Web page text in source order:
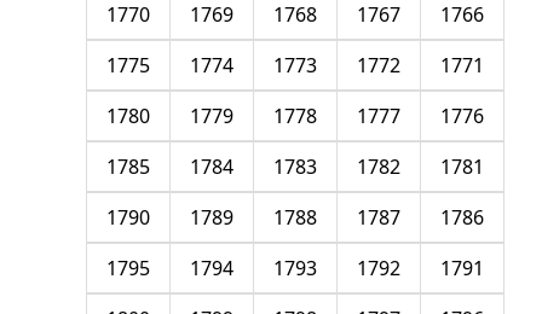
1766
1767
1768
1769
1770
1771
1772
1773
1774
1775
1776
1777
1778
1779
1780
1781
1782
1783
1784
1785
1786
1787
1788
1789
1790
1791
1792
1793
1794
1795